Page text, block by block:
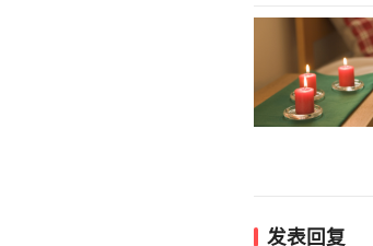
发表回复